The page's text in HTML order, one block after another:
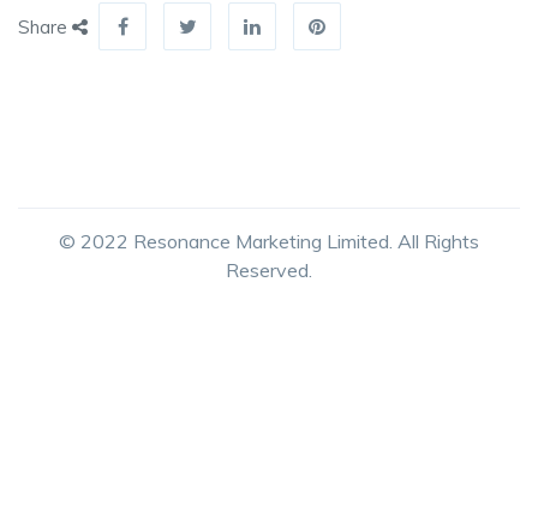
Share
© 2022 Resonance Marketing Limited. All Rights
Reserved.